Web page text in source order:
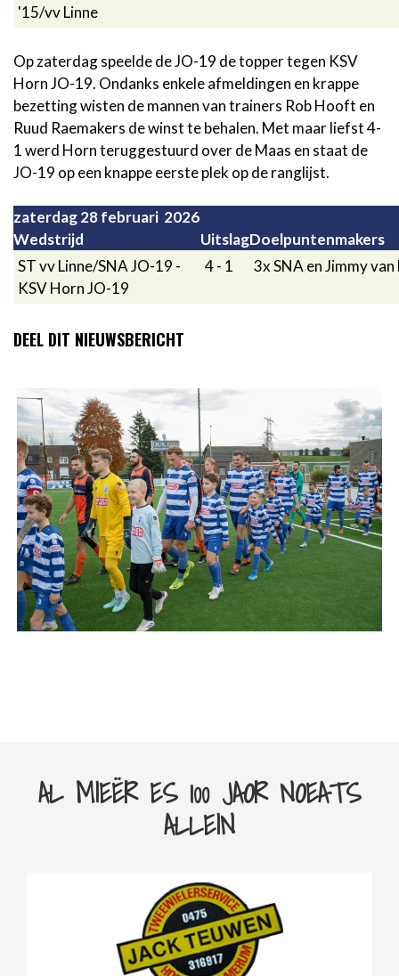
'15/vv Linne
Op zaterdag speelde de JO-19 de topper tegen KSV
Horn JO-19. Ondanks enkele afmeldingen en krappe
bezetting wisten de mannen van trainers Rob Hooft en
Ruud Raemakers de winst te behalen. Met maar liefst 4-
1 werd Horn teruggestuurd over de Maas en staat de
JO-19 op een knappe eerste plek op de ranglijst.
zaterdag 28 februari 2026
Wedstrijd
UitslagDoelpuntenmakers
ST vv Linne/SNA JO-19 -
KSV Horn JO-19
4 - 1 3x SNA en Jimmy van
DEEL DIT NIEUWSBERICHT
AL MIEËR ES 100 JAOR NOEATS
ALLEIN